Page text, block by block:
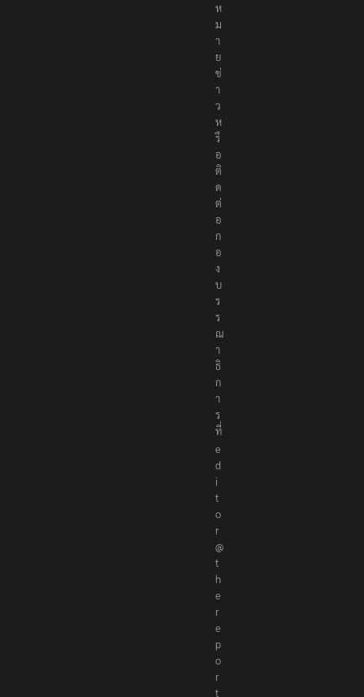
ห
ม
า
ย
ข่
า
ว
ห
รื
อ
ติ
ด
ต่
อ
ก
อ
ง
บ
ร
ร
ณ
า
ธิ
ก
า
ร
ที่
e
d
i
t
o
r
@
t
h
e
r
e
p
o
r
t